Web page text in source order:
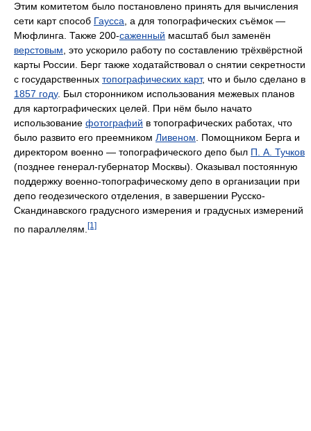
Этим комитетом было постановлено принять для вычисления
сети карт способ Гаусса , а для топографических съёмок —
Мюфлинга. Также 200-саженный масштаб был заменён
верстовым , это ускорило работу по составлению трёхвёрстной
карты России. Берг также ходатайствовал о снятии секретности
с государственных топографических карт, что и было сделано в
1857 году. Был сторонником использования межевых планов
для картографических целей. При нём было начато
использование фотографий в топографических работах, что
было развито его преемником Ливеном . Помощником Берга и
директором военно — топографического депо был П. А. Тучков
(позднее генерал-губернатор Москвы). Оказывал постоянную
поддержку военно-топографическому депо в организации при
депо геодезического отделения, в завершении Русско-
Скандинавского градусного измерения и градусных измерений
по параллелям. [1]